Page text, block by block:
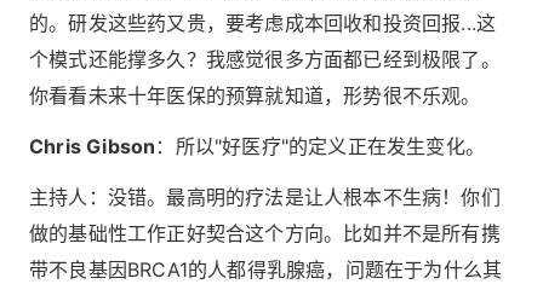
的。研发这些药又贵，要考虑成本回收和投资回报...这
个模式还能撑多久？我感觉很多方面都已经到极限了。
你看看未来十年医保的预算就知道，形势很不乐观。
Chris Gibson ：所以"好医疗"的定义正在发生变化。
主持人：没错。最高明的疗法是让人根本不生病！你们
做的基础性工作正好契合这个方向。比如并不是所有携
带不良基因BRCA1的人都得乳腺癌，问题在于为什么其